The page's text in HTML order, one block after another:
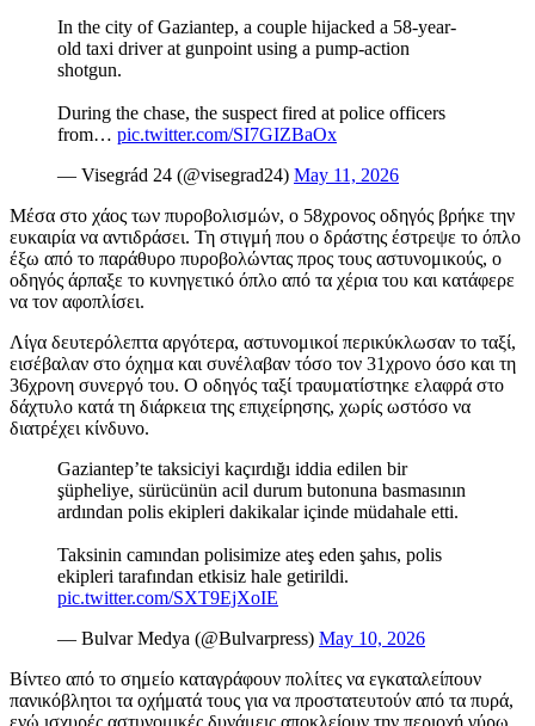
In the city of Gaziantep, a couple hijacked a 58-year-
old taxi driver at gunpoint using a pump-action
shotgun.
During the chase, the suspect fired at police officers
from… pic.twitter.com/SI7GIZBaOx
— Visegrád 24 (@visegrad24) May 11, 2026
Μέσα στο χάος των πυροβολισμών, ο 58χρονος οδηγός βρήκε την
ευκαιρία να αντιδράσει. Τη στιγμή που ο δράστης έστρεψε το όπλο
έξω από το παράθυρο πυροβολώντας προς τους αστυνομικούς, ο
οδηγός άρπαξε το κυνηγετικό όπλο από τα χέρια του και κατάφερε
να τον αφοπλίσει.
Λίγα δευτερόλεπτα αργότερα, αστυνομικοί περικύκλωσαν το ταξί,
εισέβαλαν στο όχημα και συνέλαβαν τόσο τον 31χρονο όσο και τη
36χρονη συνεργό του. Ο οδηγός ταξί τραυματίστηκε ελαφρά στο
δάχτυλο κατά τη διάρκεια της επιχείρησης, χωρίς ωστόσο να
διατρέχει κίνδυνο.
Gaziantep’te taksiciyi kaçırdığı iddia edilen bir
şüpheliye, sürücünün acil durum butonuna basmasının
ardından polis ekipleri dakikalar içinde müdahale etti.
Taksinin camından polisimize ateş eden şahıs, polis
ekipleri tarafından etkisiz hale getirildi.
pic.twitter.com/SXT9EjXoIE
— Bulvar Medya (@Bulvarpress) May 10, 2026
Βίντεο από το σημείο καταγράφουν πολίτες να εγκαταλείπουν
πανικόβλητοι τα οχήματά τους για να προστατευτούν από τα πυρά,
ενώ ισχυρές αστυνομικές δυνάμεις αποκλείουν την περιοχή γύρω